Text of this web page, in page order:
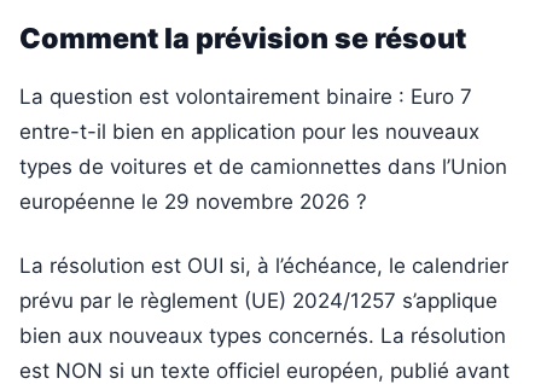
Comment la prévision se résout
La question est volontairement binaire : Euro 7
entre-t-il bien en application pour les nouveaux
types de voitures et de camionnettes dans l’Union
européenne le 29 novembre 2026 ?
La résolution est OUI si, à l’échéance, le calendrier
prévu par le règlement (UE) 2024/1257 s’applique
bien aux nouveaux types concernés. La résolution
est NON si un texte officiel européen, publié avant